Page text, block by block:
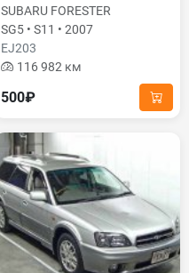
SUBARU FORESTER
SG5 • S11 • 2007
EJ203
116 982 км
500₽